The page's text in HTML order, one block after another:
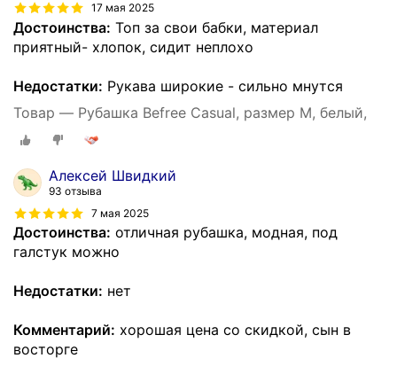
17 мая 2025
Достоинства: Топ за свои бабки, материал
приятный- хлопок, сидит неплохо
Недостатки: Рукава широкие - сильно мнутся
Товар — Рубашка Befree Casual, размер M, белый,
Алексей Швидкий
93 отзыва
7 мая 2025
Достоинства: отличная рубашка, модная, под
галстук можно
Недостатки: нет
Комментарий: хорошая цена со скидкой, сын в
восторге